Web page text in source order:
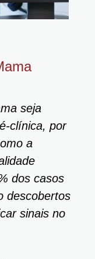
seja
clínica, por
a
dos casos
descobertos
sinais no